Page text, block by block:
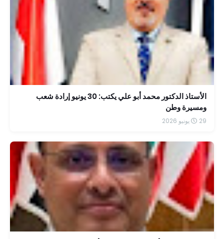
الأستاذ الدكتور محمد أبو علي يكتب: 30 يونيو إرادة شعب
ومسيرة وطن
29 يونيو 2026